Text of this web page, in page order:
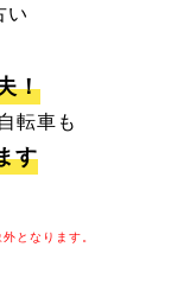
い
！
転車も
す
となります。